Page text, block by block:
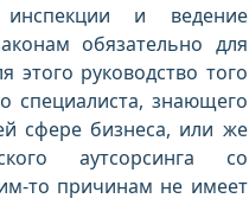
инспекции и ведение
обязательно для
руководство того
специалиста, знающего
сфере бизнеса, или же
аутсорсинга со
то причинам не имеет